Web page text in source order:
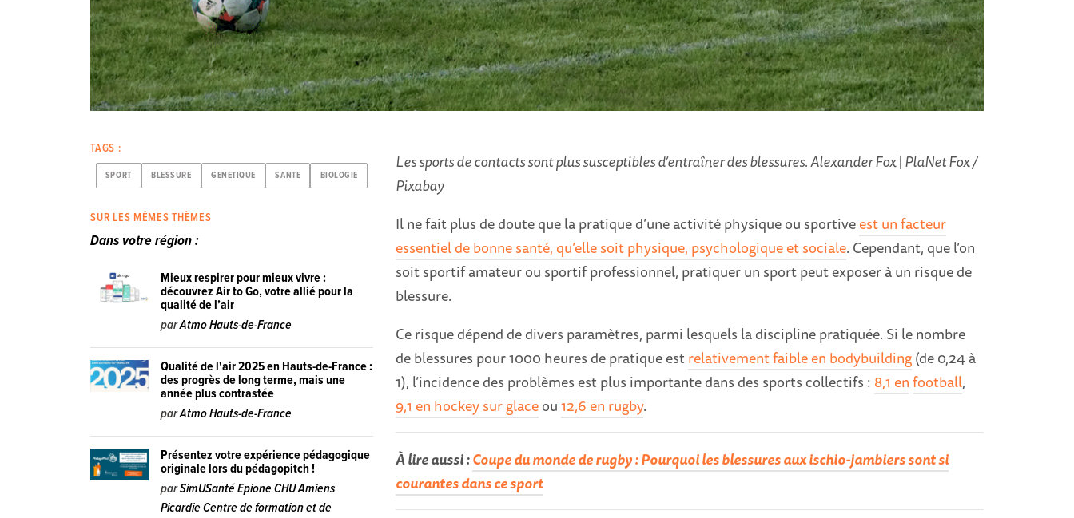
Les sports de contacts sont plus susceptibles d’entraîner des blessures. Alexander Fox | PlaNet Fox /
Pixabay
Il ne fait plus de doute que la pratique d’une activité physique ou sportiveest un facteur
essentiel de bonne santé, qu’elle soit physique, psychologique et sociale. Cependant, que l’on
soit sportif amateur ou sportif professionnel, pratiquer un sport peut exposer à un risque de
blessure.
Ce risque dépend de divers paramètres, parmi lesquels la discipline pratiquée. Si le nombre
de blessures pour 1000 heures de pratique estrelativement faible en bodybuilding(de 0,24 à
1), l’incidence des problèmes est plus importante dans des sports collectifs : 8,1 enfootball,
9,1 en hockey sur glaceou12,6 en rugby.
À lire aussi :Coupe du monde de rugby : Pourquoi les blessures aux ischio-jambiers sont si
courantes dans ce sport
TAGS :
SPORT BLESSURE GENETIQUE SANTE BIOLOGIE
SUR LES MÊMES THÈMES
Dans votre région :
Mieux respirer pour mieux vivre :
découvrez Air to Go, votre allié pour la
qualité de l’air
parAtmo Hauts-de-France
Qualité de l'air 2025 en Hauts-de-France :
des progrès de long terme, mais une
année plus contrastée
parAtmo Hauts-de-France
Présentez votre expérience pédagogique
originale lors du pédagopitch !
parSimUSanté Epione CHU Amiens
Picardie Centre de formation et de